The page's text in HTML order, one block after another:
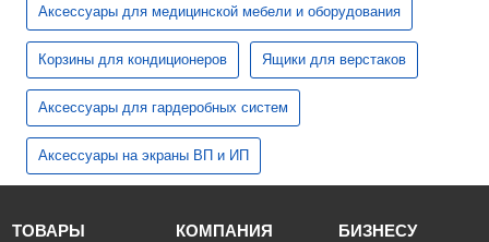
Аксессуары для медицинской мебели и оборудования
Корзины для кондиционеров Ящики для верстаков
Аксессуары для гардеробных систем
Аксессуары на экраны ВП и ИП
ТОВАРЫ КОМПАНИЯ БИЗНЕСУ